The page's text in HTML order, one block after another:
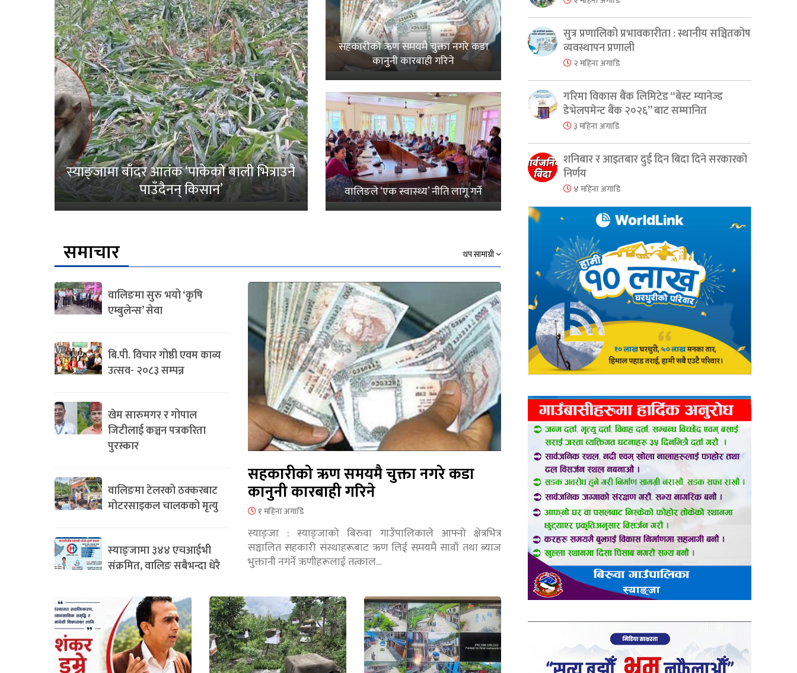
स्याङ्जामा बाँदर आतंक ‘पाकेको बाली भित्राउनै
पाउँदैनन् किसान’
सहकारीको ऋण समयमै चुक्ता नगरे कडा
कानुनी कारबाही गरिने
वालिङले ‘एक स्वास्थ्य’ नीति लागू गर्ने
समाचार थप सामाग्री
वालिङमा सुरु भयो ‘कृषि
एम्बुलेन्स’ सेवा
बि.पी. विचार गोष्ठी एवम काव्य
उत्सव- २०८३ सम्पन्न
खेम सारुमगर र गोपाल
जिटीलाई कञ्चन पत्रकरिता
पुरस्कार
वालिङमा टेलरको ठक्करबाट
मोटरसाइकल चालकको मृत्यु
स्याङ्जामा ३४४ एचआईभी
संक्रमित, वालिङ सबैभन्दा धेरै
सहकारीको ऋण समयमै चुक्ता नगरे कडा
कानुनी कारबाही गरिने
१ महिना अगाडि
स्याङ्जा : स्याङ्जाको बिरुवा गाउँपालिकाले आफ्नो क्षेत्रभित्र
सञ्चालित सहकारी संस्थाहरूबाट ऋण लिई समयमै सावाँ तथा ब्याज
भुक्तानी नगर्ने ऋणीहरूलाई तत्काल…
सुत्र प्रणालिको प्रभावकारीता : स्थानीय सञ्चितकोष
व्यवस्थापन प्रणाली
२ महिना अगाडि
गरिमा विकास बैंक लिमिटेड “बेस्ट म्यानेज्ड
डेभेलपमेन्ट बैंक २०२६” बाट सम्मानित
३ महिना अगाडि
शनिबार र आइतबार दुई दिन बिदा दिने सरकारको
निर्णय
४ महिना अगाडि